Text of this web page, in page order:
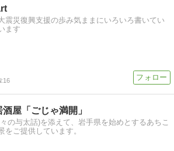
震災復興支援の歩み気ままにいろいろ書いてい
ます
16
酒屋「ごじゃ満開」
の与太話)を添えて、岩手県を始めとするあちこ
をご提供しています。